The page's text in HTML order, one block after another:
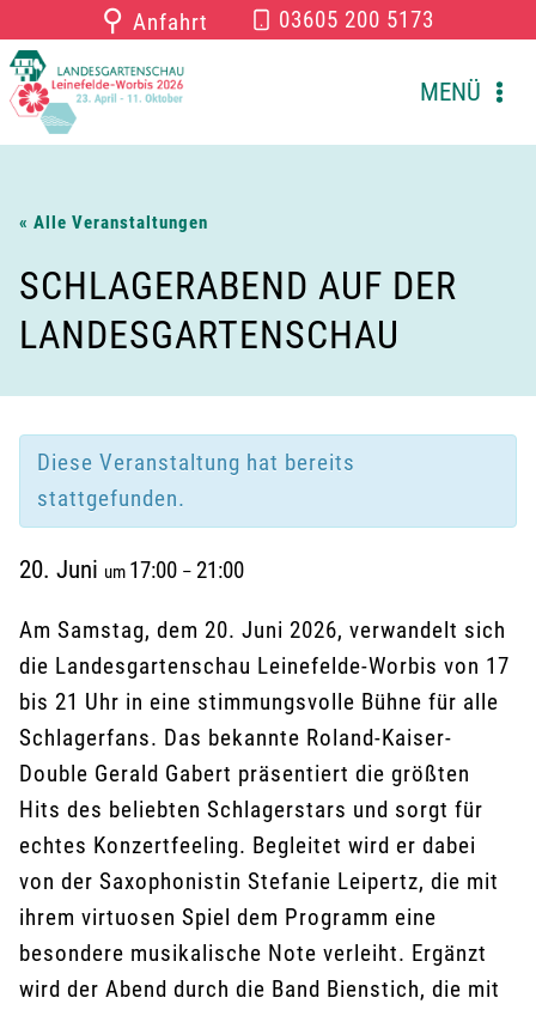
Inhalt
springen
⚲ Anfahrt 03605 200 5173
MENÜ
« Alle Veranstaltungen
SCHLAGERABEND AUF DER
LANDESGARTENSCHAU
Diese Veranstaltung hat bereits
stattgefunden.
20. Juni um 17:00 – 21:00
Am Samstag, dem 20. Juni 2026, verwandelt sich
die Landesgartenschau Leinefelde-Worbis von 17
bis 21 Uhr in eine stimmungsvolle Bühne für alle
Schlagerfans. Das bekannte Roland-Kaiser-
Double Gerald Gabert präsentiert die größten
Hits des beliebten Schlagerstars und sorgt für
echtes Konzertfeeling. Begleitet wird er dabei
von der Saxophonistin Stefanie Leipertz, die mit
ihrem virtuosen Spiel dem Programm eine
besondere musikalische Note verleiht. Ergänzt
wird der Abend durch die Band Bienstich, die mit